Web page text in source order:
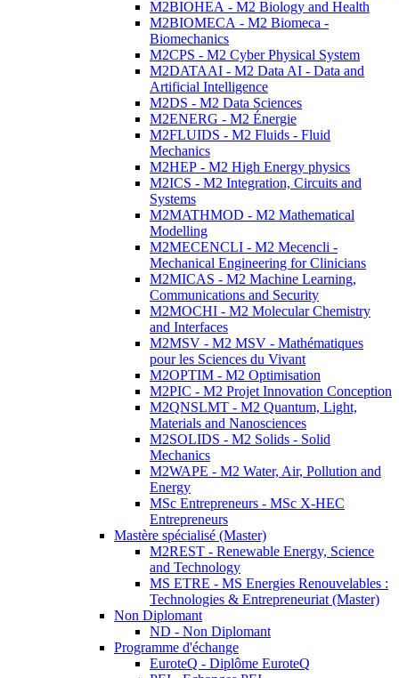
M2BIOHEA - M2 Biology and Health
M2BIOMECA - M2 Biomeca -
Biomechanics
M2CPS - M2 Cyber Physical System
M2DATAAI - M2 Data AI - Data and
Artificial Intelligence
M2DS - M2 Data Sciences
M2ENERG - M2 Énergie
M2FLUIDS - M2 Fluids - Fluid
Mechanics
M2HEP - M2 High Energy physics
M2ICS - M2 Integration, Circuits and
Systems
M2MATHMOD - M2 Mathematical
Modelling
M2MECENCLI - M2 Mecencli -
Mechanical Engineering for Clinicians
M2MICAS - M2 Machine Learning,
Communications and Security
M2MOCHI - M2 Molecular Chemistry
and Interfaces
M2MSV - M2 MSV - Mathématiques
pour les Sciences du Vivant
M2OPTIM - M2 Optimisation
M2PIC - M2 Projet Innovation Conception
M2QNSLMT - M2 Quantum, Light,
Materials and Nanosciences
M2SOLIDS - M2 Solids - Solid
Mechanics
M2WAPE - M2 Water, Air, Pollution and
Energy
MSc Entrepreneurs - MSc X-HEC
Entrepreneurs
Mastère spécialisé (Master)
M2REST - Renewable Energy, Science
and Technology
MS ETRE - MS Energies Renouvelables :
Technologies & Entrepreneuriat (Master)
Non Diplomant
ND - Non Diplomant
Programme d'échange
EuroteQ - Diplôme EuroteQ